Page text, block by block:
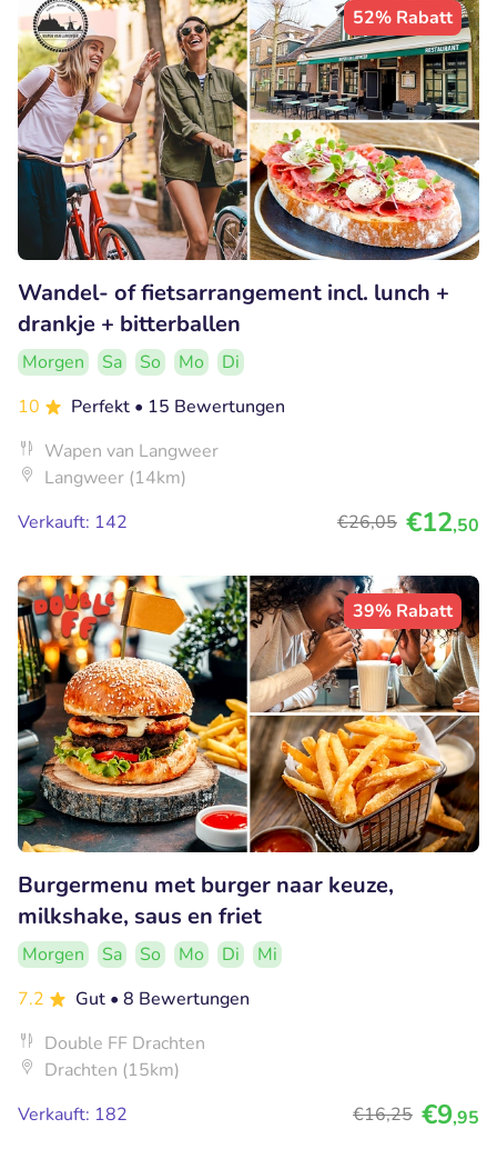
52% Rabatt
Wandel- of fietsarrangement incl. lunch +
drankje + bitterballen
Morgen Sa So Mo
Di
10
Perfekt • 15 Bewertungen
Wapen van Langweer
Langweer (14km)
Verkauft: 142
€26,05 €12,50
39% Rabatt
Burgermenu met burger naar keuze,
milkshake, saus en friet
Morgen Sa So Mo Di
Mi
7.2
Gut • 8 Bewertungen
Double FF Drachten
Drachten (15km)
Verkauft: 182
€16,25 €9,95